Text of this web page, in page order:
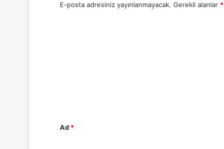
E-posta adresiniz yayınlanmayacak. Gerekli alanlar *
Ad *